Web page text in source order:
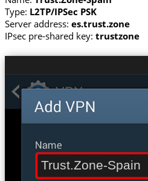
Type: L2TP/IPSec PSK
Server address: es.trust.zone
IPsec pre-shared key: trustzone
Trust.Zone-Spain